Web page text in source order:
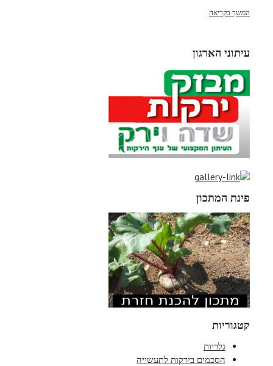
המשך בקריאה
עיתוני הארגון
פינת המתכון
קטגוריות
גלריות
הסכמים בירקות לתעשייה